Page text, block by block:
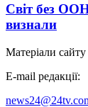
Світ без
визнали
Матеріали
E-mail редакції: